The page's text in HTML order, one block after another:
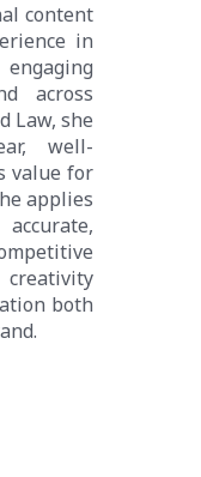
content
in
across
Law, she
well-
value for
applies
both